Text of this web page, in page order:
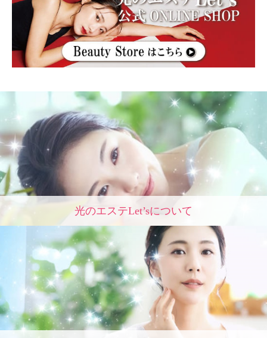
光のエステLet’sについて